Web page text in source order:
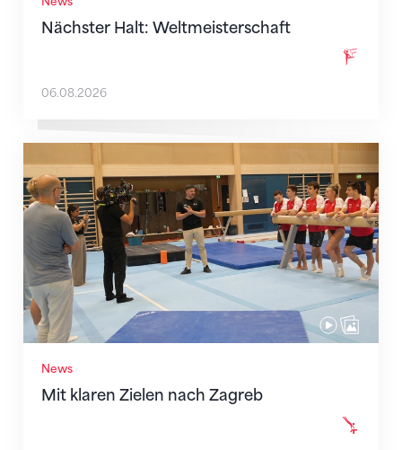
Nächster Halt: Weltmeisterschaft
06.08.2026
News
Mit klaren Zielen nach Zagreb
Mit klaren Zielen nach Zagreb